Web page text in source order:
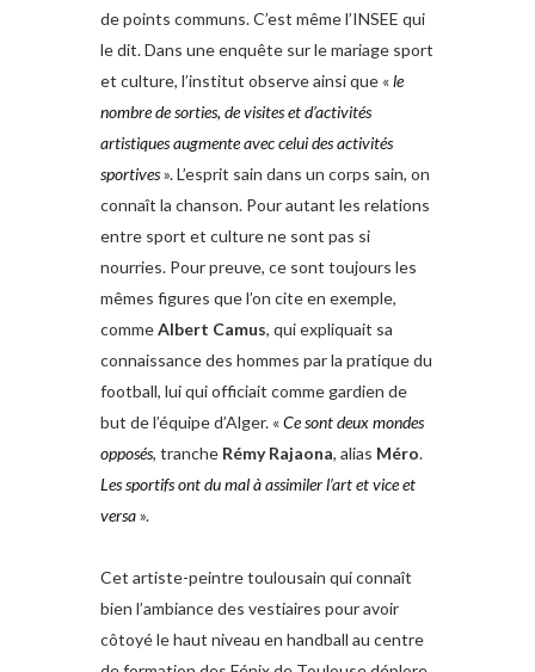
de points communs. C’est même l’INSEE qui
le dit. Dans une enquête sur le mariage sport
et culture, l’institut observe ainsi que «le
nombre de sorties, de visites etd’activités
artistiques augmente aveccelui des activités
sportives». L’esprit sain dans un corps sain, on
connaît la chanson. Pour autant les relations
entre sport et culture ne sont pas si
nourries. Pour preuve, ce sont toujours les
mêmes figures que l’on cite en exemple,
commeAlbert Camus, qui expliquait sa
connaissance des hommes par la pratique du
football, lui qui officiait comme gardien de
but de l’équipe d’Alger. «Ce sont deuxmondes
opposés, tranche Rémy Rajaona, alias Méro.
Les sportifs ont dumal à assimiler l’art et vice et
versa».
Cet artiste-peintre toulousain qui connaît
bien l’ambiance des vestiaires pour avoir
côtoyé le haut niveau en handball au centre